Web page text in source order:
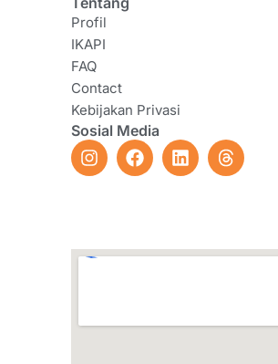
Profil
IKAPI
FAQ
Contact
Kebijakan Privasi
Sosial Media
I
n
r
F
a
o
L
i
i
T
h
s